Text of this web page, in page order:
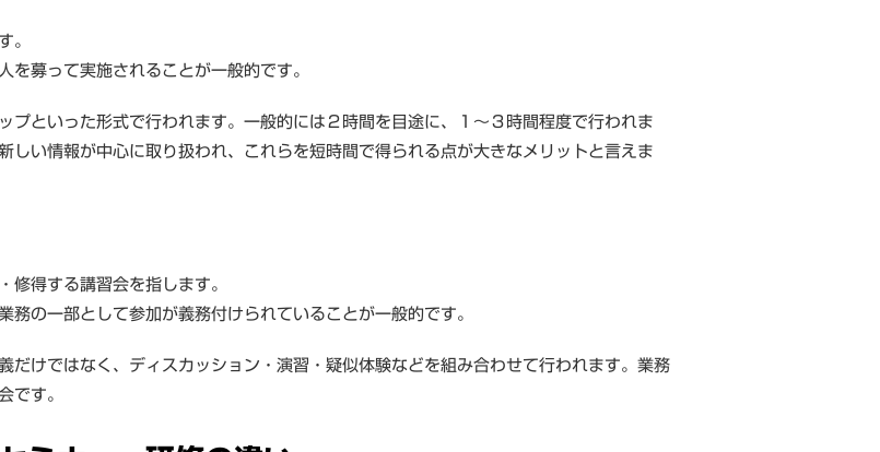
。
を募って実施されることが一般的です。
プといった形式で行われます。一般的には２時間を目途に、１～３時間程度で行われま
しい情報が中心に取り扱われ、これらを短時間で得られる点が大きなメリットと言えま
修得する講習会を指します。
の一部として参加が義務付けられていることが一般的です。
だけではなく、ディスカッション・演習・疑似体験などを組み合わせて行われます。業務
です。